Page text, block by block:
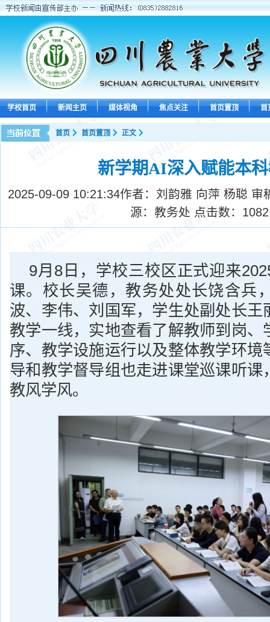
学校首页 新闻主页 媒体视角 焦点关注 首页置顶 首
首页 首页置顶 正文
新学期AI深入赋能本
2025-09-09 10:21:34作者：刘韵雅 向萍 杨聪 审
源：教务处 点击数： 1082
9月8日，学校三校区正式迎来
课。校长吴德，教务处处长饶含兵
波、李伟、刘国军，学生处副处长王
教学一线，实地查看了解教师到岗、
序、教学设施运行以及整体教学环境
导和教学督导组也走进课堂巡课听课
教风学风。